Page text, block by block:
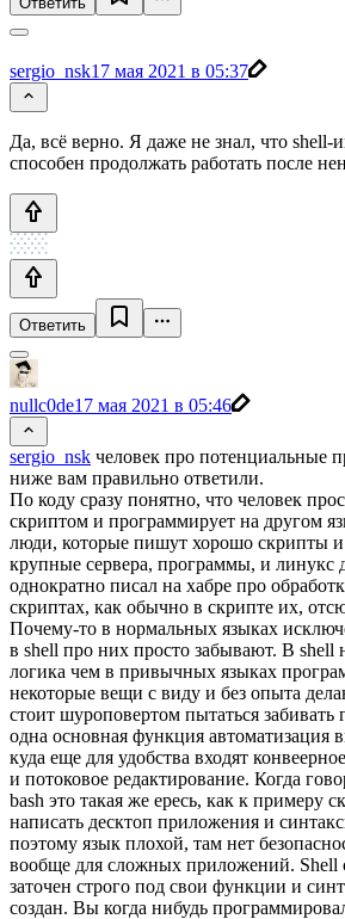
sergio_nsk17 мая 2021 в 05:37
Да, всё верно. Я даже не знал, что shell-
способен продолжать работать после
Ответить
nullc0de17 мая 2021 в 05:46
sergio_nsk человек про потенциальные
ниже вам правильно ответили.
По коду сразу понятно, что человек
скриптом и программирует на другом
люди, которые пишут хорошо скрипты и
крупные сервера, программы, и линукс
однократно писал на хабре про
скриптах, как обычно в скрипте их,
Почему-то в нормальных языках
в shell про них просто забывают. В shell
логика чем в привычных языках
некоторые вещи с виду и без опыта
стоит шуроповертом пытаться забивать
одна основная функция автоматизация
куда еще для удобства входят
и потоковое редактирование. Когда
bash это такая же ересь, как к примеру
написать десктоп приложения и
поэтому язык плохой, там нет
вообще для сложных приложений. Shell
заточен строго под свои функции и
создан. Вы когда нибудь